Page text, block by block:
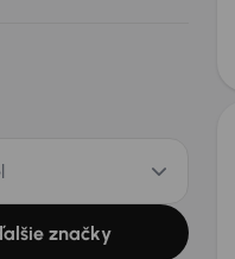
značky